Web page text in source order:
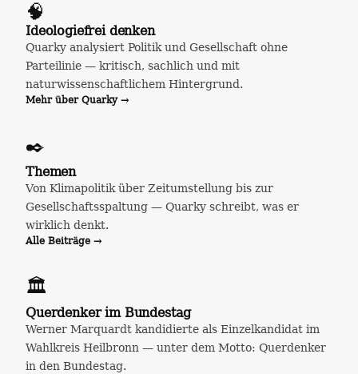
🧠
Ideologiefrei denken
Quarky analysiert Politik und Gesellschaft ohne
Parteilinie — kritisch, sachlich und mit
naturwissenschaftlichem Hintergrund.
Mehr über Quarky →
✒️
Themen
Von Klimapolitik über Zeitumstellung bis zur
Gesellschaftsspaltung — Quarky schreibt, was er
wirklich denkt.
Alle Beiträge →
🏛️
Querdenker im Bundestag
Werner Marquardt kandidierte als Einzelkandidat im
Wahlkreis Heilbronn — unter dem Motto: Querdenker
in den Bundestag.